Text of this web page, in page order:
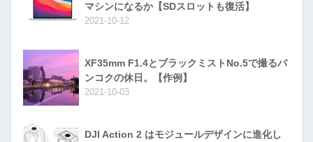
マシンになるか【SDスロットも復活】
2021-10-12
XF35mm F1.4とブラックミストNo.5で撮るバ
ンコクの休日。【作例】
2021-10-03
DJI Action 2 はモジュールデザインに進化し